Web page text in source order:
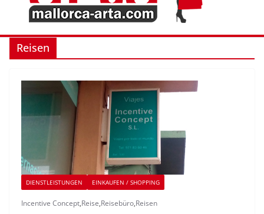
Reisen
DIENSTLEISTUNGEN EINKAUFEN / SHOPPING
Incentive Concept,Reise,Reisebüro,Reisen